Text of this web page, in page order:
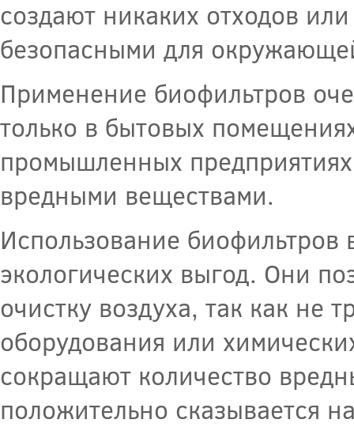
создают никаких отходов
безопасными для
Применение биофильтров
только в бытовых
промышленных
вредными веществами.
Использование биофильтров
экологических выгод. Они
очистку воздуха, так как не
оборудования или
сокращают количество
положительно сказывается